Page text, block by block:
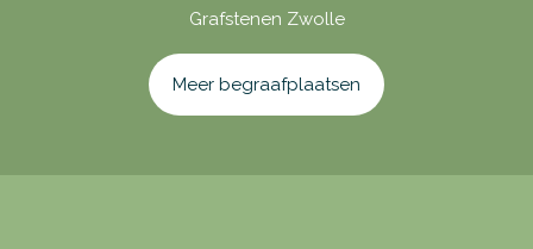
Grafstenen Zwolle
Meer begraafplaatsen